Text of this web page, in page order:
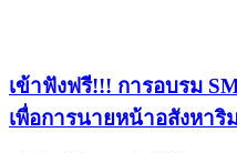
เข้าฟังฟรี!!! การอบรม
เพื่อการนายหน้าอสังหา